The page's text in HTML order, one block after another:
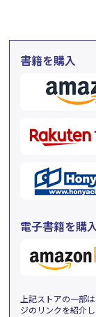
書籍を購入
電子書籍を購入
上記ストアの一部
ジのリンクを紹介し